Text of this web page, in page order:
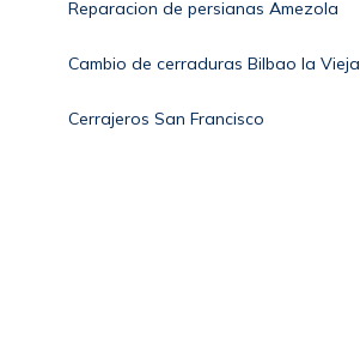
Reparacion de persianas Amezola
Cambio de cerraduras Bilbao la Vieja
Cerrajeros San Francisco